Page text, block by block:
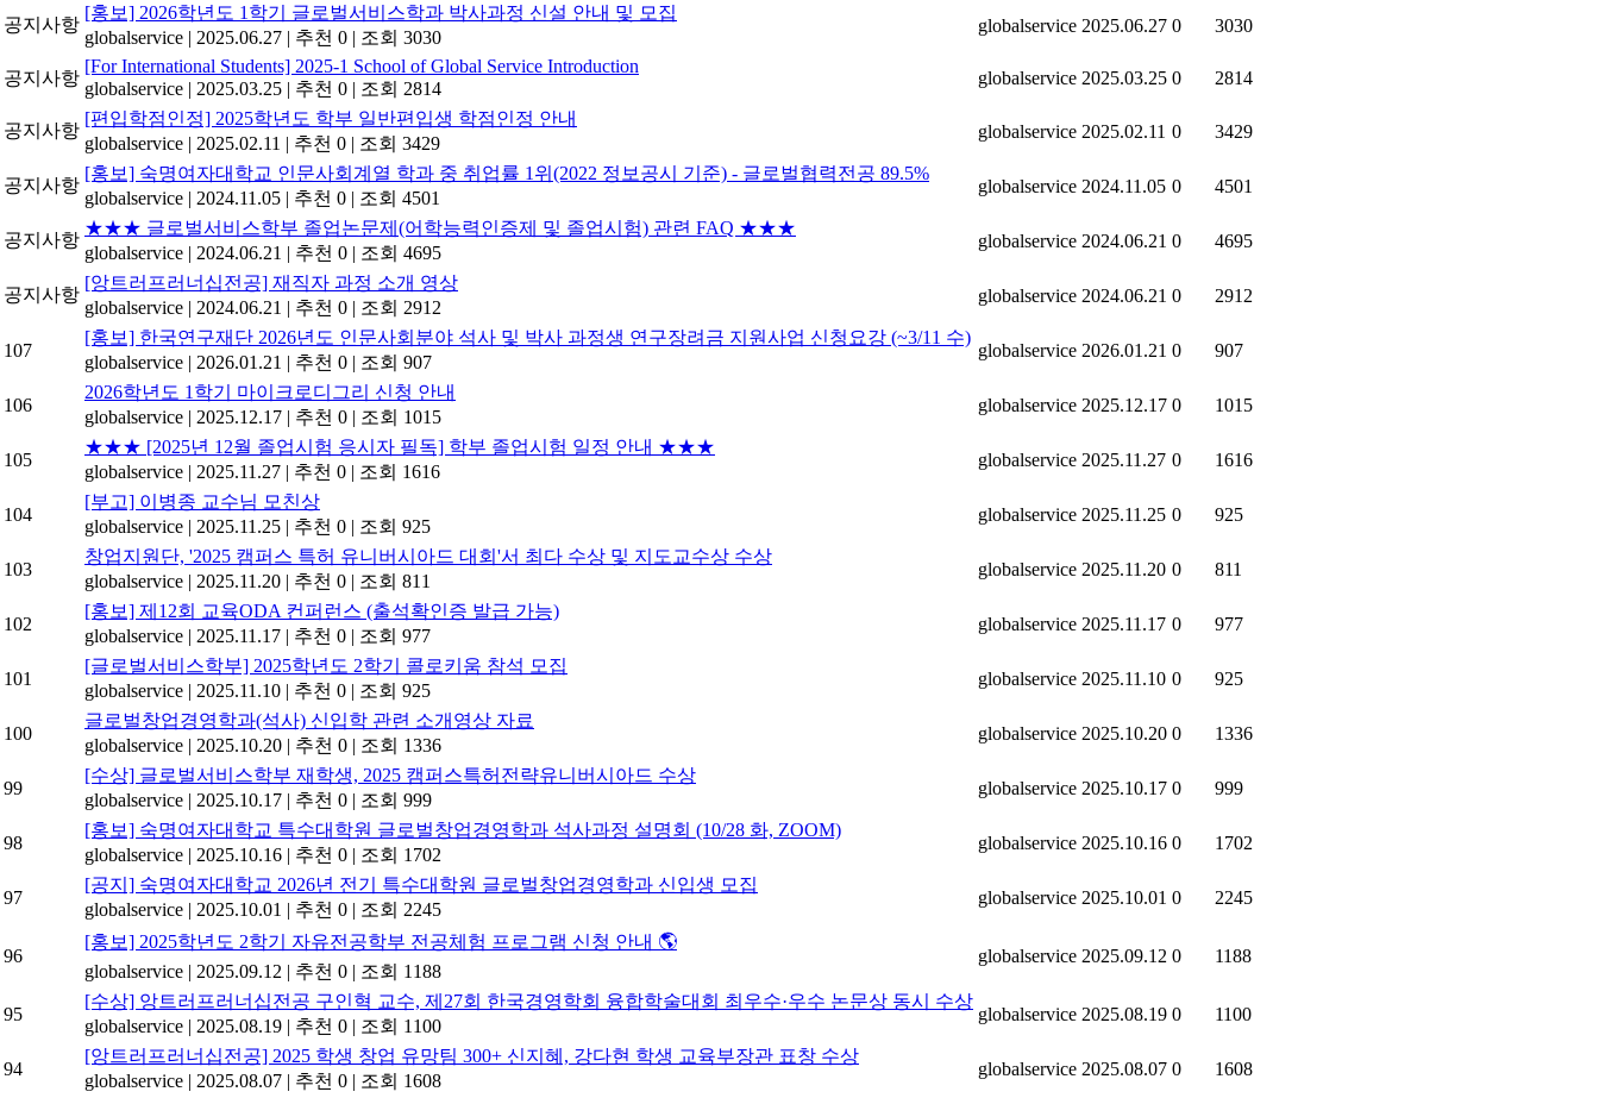
공지사항
[홍보] 2026학년도 1학기 글로벌서비스학과 박사과정 신설 안내 및 모집
globalservice | 2025.06.27 | 추천 0 | 조회 3030
globalservice 2025.06.27 0 3030
공지사항
[For International Students] 2025-1 School of Global Service Introduction
globalservice | 2025.03.25 | 추천 0 | 조회 2814
globalservice 2025.03.25 0 2814
공지사항
[편입학점인정] 2025학년도 학부 일반편입생 학점인정 안내
globalservice | 2025.02.11 | 추천 0 | 조회 3429
globalservice 2025.02.11 0 3429
공지사항
[홍보] 숙명여자대학교 인문사회계열 학과 중 취업률 1위(2022 정보공시 기준) - 글로벌협력전공 89.5%
globalservice | 2024.11.05 | 추천 0 | 조회 4501
globalservice 2024.11.05 0 4501
공지사항
★★★ 글로벌서비스학부 졸업논문제(어학능력인증제 및 졸업시험) 관련 FAQ ★★★
globalservice | 2024.06.21 | 추천 0 | 조회 4695
globalservice 2024.06.21 0 4695
공지사항
[앙트러프러너십전공] 재직자 과정 소개 영상
globalservice | 2024.06.21 | 추천 0 | 조회 2912
globalservice 2024.06.21 0 2912
107
[홍보] 한국연구재단 2026년도 인문사회분야 석사 및 박사 과정생 연구장려금 지원사업 신청요강 (~3/11 수)
globalservice | 2026.01.21 | 추천 0 | 조회 907
globalservice 2026.01.21 0 907
106
2026학년도 1학기 마이크로디그리 신청 안내
globalservice | 2025.12.17 | 추천 0 | 조회 1015
globalservice 2025.12.17 0 1015
105
★★★ [2025년 12월 졸업시험 응시자 필독] 학부 졸업시험 일정 안내 ★★★
globalservice | 2025.11.27 | 추천 0 | 조회 1616
globalservice 2025.11.27 0 1616
104
[부고] 이병종 교수님 모친상
globalservice | 2025.11.25 | 추천 0 | 조회 925
globalservice 2025.11.25 0 925
103
창업지원단, '2025 캠퍼스 특허 유니버시아드 대회'서 최다 수상 및 지도교수상 수상
globalservice | 2025.11.20 | 추천 0 | 조회 811
globalservice 2025.11.20 0 811
102
[홍보] 제12회 교육ODA 컨퍼런스 (출석확인증 발급 가능)
globalservice | 2025.11.17 | 추천 0 | 조회 977
globalservice 2025.11.17 0 977
101
[글로벌서비스학부] 2025학년도 2학기 콜로키움 참석 모집
globalservice | 2025.11.10 | 추천 0 | 조회 925
globalservice 2025.11.10 0 925
100
글로벌창업경영학과(석사) 신입학 관련 소개영상 자료
globalservice | 2025.10.20 | 추천 0 | 조회 1336
globalservice 2025.10.20 0 1336
99
[수상] 글로벌서비스학부 재학생, 2025 캠퍼스특허전략유니버시아드 수상
globalservice | 2025.10.17 | 추천 0 | 조회 999
globalservice 2025.10.17 0 999
98
[홍보] 숙명여자대학교 특수대학원 글로벌창업경영학과 석사과정 설명회 (10/28 화, ZOOM)
globalservice | 2025.10.16 | 추천 0 | 조회 1702
globalservice 2025.10.16 0 1702
97
[공지] 숙명여자대학교 2026년 전기 특수대학원 글로벌창업경영학과 신입생 모집
globalservice | 2025.10.01 | 추천 0 | 조회 2245
globalservice 2025.10.01 0 2245
96
[홍보] 2025학년도 2학기 자유전공학부 전공체험 프로그램 신청 안내 🌎
globalservice | 2025.09.12 | 추천 0 | 조회 1188
globalservice 2025.09.12 0 1188
95
[수상] 앙트러프러너십전공 구인혁 교수, 제27회 한국경영학회 융합학술대회 최우수·우수 논문상 동시 수상
globalservice | 2025.08.19 | 추천 0 | 조회 1100
globalservice 2025.08.19 0 1100
94
[앙트러프러너십전공] 2025 학생 창업 유망팀 300+ 신지혜, 강다현 학생 교육부장관 표창 수상
globalservice | 2025.08.07 | 추천 0 | 조회 1608
globalservice 2025.08.07 0 1608